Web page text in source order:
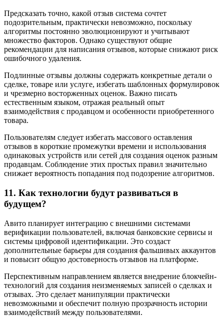
Предсказать точно, какой отзыв система сочтет
подозрительным, практически невозможно, поскольку
алгоритмы постоянно эволюционируют и учитывают
множество факторов. Однако существуют общие
рекомендации для написания отзывов, которые снижают риск
ошибочного удаления.
Подлинные отзывы должны содержать конкретные детали о
сделке, товаре или услуге, избегать шаблонных формулировок
и чрезмерно восторженных оценок. Важно писать
естественным языком, отражая реальный опыт
взаимодействия с продавцом и особенности приобретенного
товара.
Пользователям следует избегать массового оставления
отзывов в короткие промежутки времени и использования
одинаковых устройств или сетей для создания оценок разным
продавцам. Соблюдение этих простых правил значительно
снижает вероятность попадания под подозрение алгоритмов.
11. Как технологии будут развиваться в
будущем?
Авито планирует интеграцию с внешними системами
верификации пользователей, включая банковские сервисы и
системы цифровой идентификации. Это создаст
дополнительные барьеры для создания фальшивых аккаунтов
и повысит общую достоверность отзывов на платформе.
Перспективным направлением является внедрение блокчейн-
технологий для создания неизменяемых записей о сделках и
отзывах. Это сделает манипуляции практически
невозможными и обеспечит полную прозрачность истории
взаимодействий между пользователями.